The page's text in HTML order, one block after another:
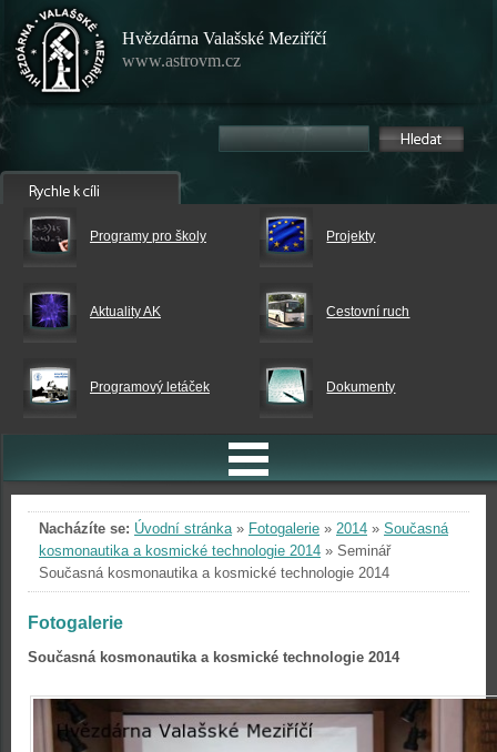
Hvězdárna Valašské Meziříčí
www.astrovm.cz
Programy pro školy Projekty
Aktuality AK Cestovní ruch
Programový letáček Dokumenty
Nacházíte se: Úvodní stránka» Fotogalerie » 2014 » Současná
kosmonautika a kosmické technologie 2014 » Seminář
Současná kosmonautika a kosmické technologie 2014
Fotogalerie
Současná kosmonautika a kosmické technologie 2014